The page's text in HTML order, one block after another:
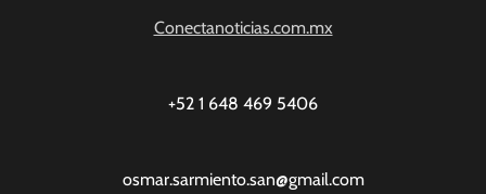
Conectanoticias.com.mx
+52 1 648 469 5406
osmar.sarmiento.san@gmail.com